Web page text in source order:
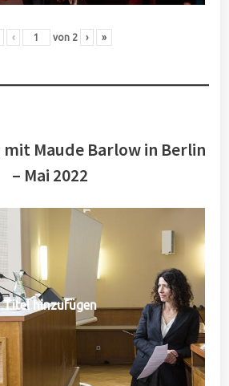
‹ von 2 › »
Maude Barlow in Berlin
– Mai 2022
Titel hinzufügen